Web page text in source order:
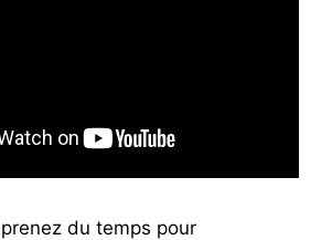
du temps pour